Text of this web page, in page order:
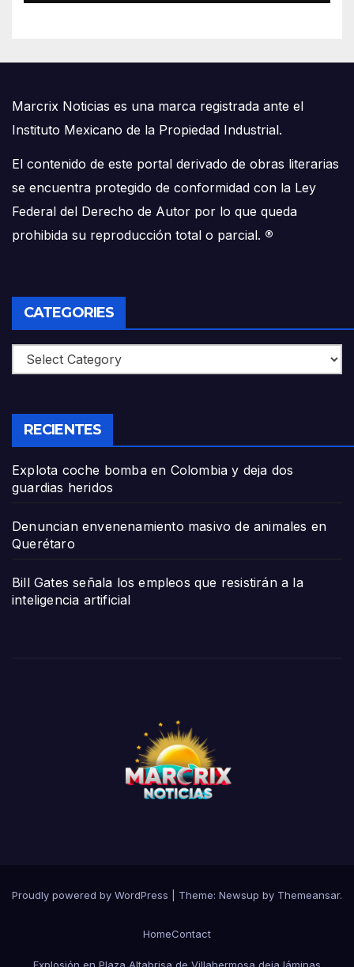
Marcrix Noticias es una marca registrada ante el
Instituto Mexicano de la Propiedad Industrial.
El contenido de este portal derivado de obras literarias
se encuentra protegido de conformidad con la Ley
Federal del Derecho de Autor por lo que queda
prohibida su reproducción total o parcial. ®
CATEGORIES
Categories
RECIENTES
Explota coche bomba en Colombia y deja dos
guardias heridos
Denuncian envenenamiento masivo de animales en
Querétaro
Bill Gates señala los empleos que resistirán a la
inteligencia artificial
Proudly powered by WordPress Theme: Newsup by Themeansar.
HomeContact
Explosión en Plaza Altabrisa de Villahermosa deja láminas